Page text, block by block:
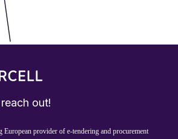
out!
European provider of e-tendering and procurement